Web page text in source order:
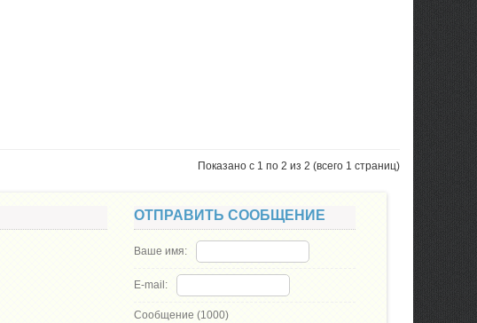
Показано с 1 по 2 из 2 (всего 1 страниц)
ОТПРАВИТЬ СООБЩЕНИЕ
Ваше имя:
E-mail:
Сообщение (1000)